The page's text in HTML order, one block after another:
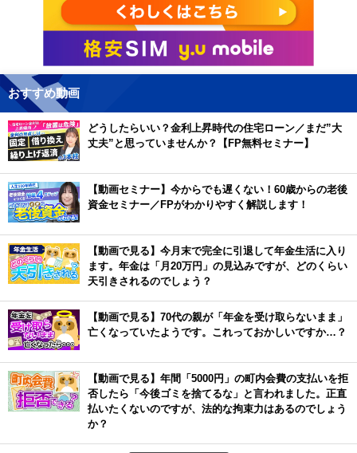
おすすめ動画
どうしたらいい？金利上昇時代の住宅ローン／まだ”大
丈夫”と思っていませんか？【FP無料セミナー】
【動画セミナー】今からでも遅くない！60歳からの老後
資金セミナー／FPがわかりやすく解説します！
【動画で見る】今月末で完全に引退して年金生活に入り
ます。年金は「月20万円」の見込みですが、どのくらい
天引きされるのでしょう？
【動画で見る】70代の親が「年金を受け取らないまま」
亡くなっていたようです。これっておかしいですか…？
【動画で見る】年間「5000円」の町内会費の支払いを拒
否したら「今後ゴミを捨てるな」と言われました。正直
払いたくないのですが、法的な拘束力はあるのでしょう
か？